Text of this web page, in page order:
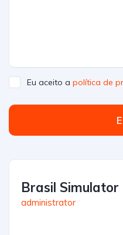
Eu aceito a política de
Brasil Simulator
administrator